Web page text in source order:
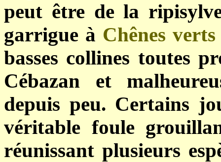
peut être de la
garrigue à Chênes verts
basses collines toutes
Cébazan et
depuis peu. Certains
véritable foule
réunissant plusieurs